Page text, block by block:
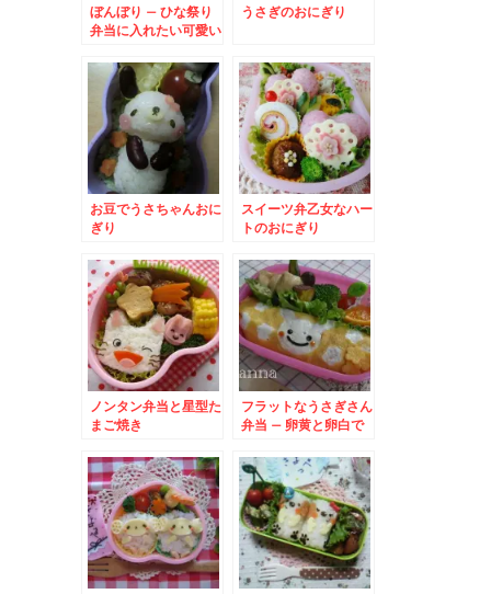
ぼんぼり – ひな祭り
弁当に入れたい可愛い
うさぎのおにぎり
お豆でうさちゃんおに
ぎり
スイーツ弁乙女なハー
トのおにぎり
ノンタン弁当と星型た
まご焼き
フラットなうさぎさん
弁当 – 卵黄と卵白で
ジいろいろ♪